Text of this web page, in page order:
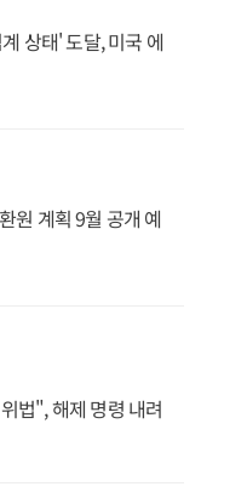
상태' 도달, 미국 에
원 계획 9월 공개 예
법", 해제 명령 내려